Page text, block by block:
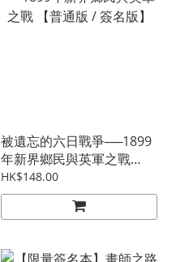
被遺忘的六日戰爭──1899
年新界鄉民與英軍之戰
【普通版 / 簽名版】
HK$148.00